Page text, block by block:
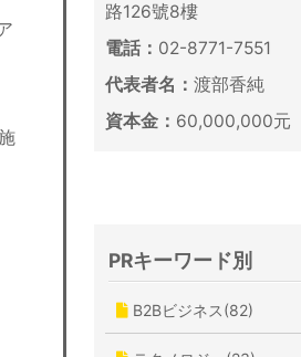
路126號8樓
電話： 02-8771-7551
代表者名： 渡部香純
資本金： 60,000,000元
PRキーワード別
B2Bビジネス(82)